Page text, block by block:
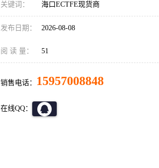
关键词： 海口ECTFE现货商
发布日期： 2026-08-08
阅 读 量： 51
销售电话： 15957008848
在线QQ：